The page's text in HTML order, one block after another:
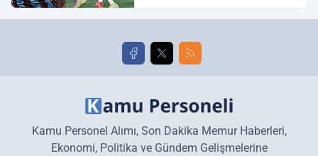
golleri!
Kamu Personel Alımı, Son Dakika Memur Haberleri,
Ekonomi, Politika ve Gündem Gelişmelerine